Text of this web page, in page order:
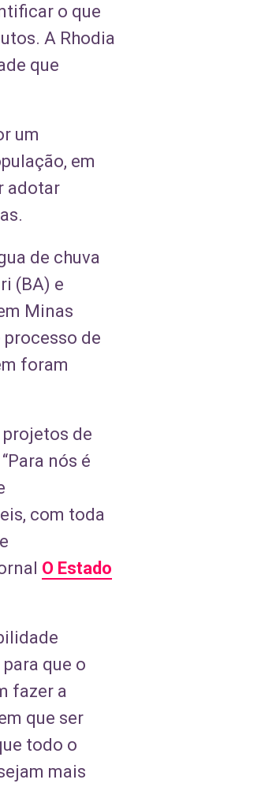
o que
A Rhodia
que
um
em
adotar
de chuva
(BA) e
Minas
processo de
foram
de
nós é
com toda
O Estado
que o
fazer a
que ser
todo o
mais